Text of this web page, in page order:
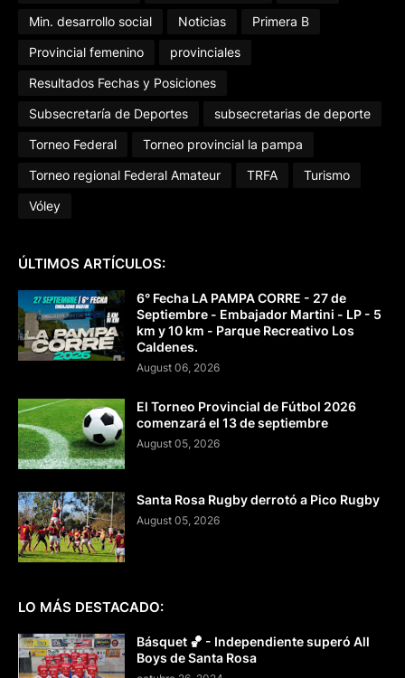
Min. desarrollo social
Noticias
Primera B
Provincial femenino
provinciales
Resultados Fechas y Posiciones
Subsecretaría de Deportes
subsecretarias de deporte
Torneo Federal
Torneo provincial la pampa
Torneo regional Federal Amateur
TRFA
Turismo
Vóley
ÚLTIMOS ARTÍCULOS:
6° Fecha LA PAMPA CORRE - 27 de
Septiembre - Embajador Martini - LP - 5
km y 10 km - Parque Recreativo Los
Caldenes.
August 06, 2026
El Torneo Provincial de Fútbol 2026
comenzará el 13 de septiembre
August 05, 2026
Santa Rosa Rugby derrotó a Pico Rugby
August 05, 2026
LO MÁS DESTACADO:
Básquet 🏀 - Independiente superó All
Boys de Santa Rosa